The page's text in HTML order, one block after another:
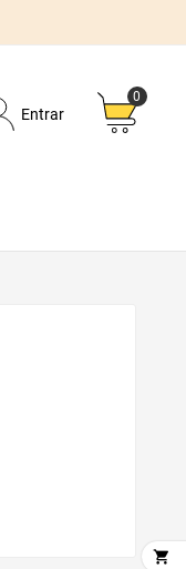
Entrar
0
